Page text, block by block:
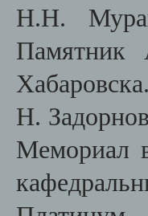
Н.Н.
Памятник
Н.
Мемориал